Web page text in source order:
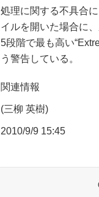
処理に関する不具合
イルを開いた場合に
5段階で最も高い
う警告している。
関連情報
(三柳 英樹)
2010/9/9 15:45